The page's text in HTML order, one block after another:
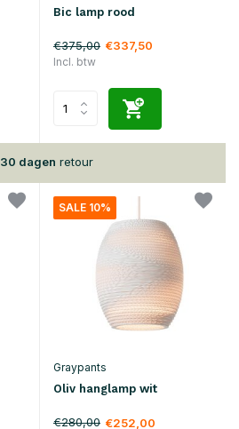
Bic lamp rood
€375,00 €337,50
Incl. btw
30 dagen retour
SALE 10%
Graypants
Oliv hanglamp wit
€280,00 €252,00